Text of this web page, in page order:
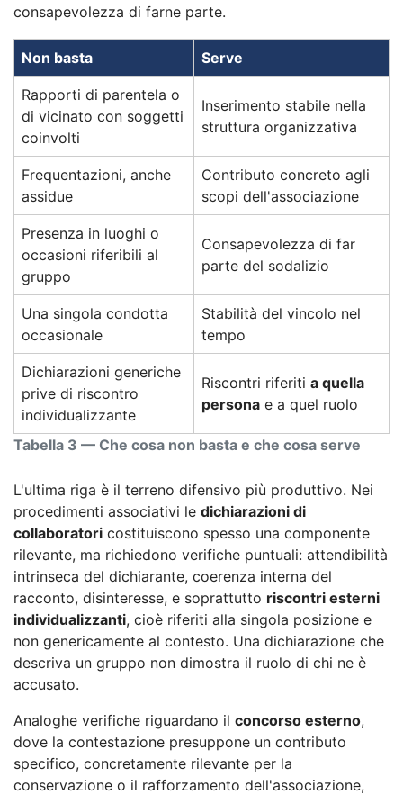
consapevolezza di farne parte.
Tabella 3 — Che cosa non basta e che cosa serve
Non basta Serve
Rapporti di parentela o
di vicinato con soggetti
coinvolti
Inserimento stabile nella
struttura organizzativa
Frequentazioni, anche
assidue
Contributo concreto agli
scopi dell'associazione
Presenza in luoghi o
occasioni riferibili al
gruppo
Consapevolezza di far
parte del sodalizio
Una singola condotta
occasionale
Stabilità del vincolo nel
tempo
Dichiarazioni generiche
prive di riscontro
individualizzante
Riscontri riferiti a quella
persona e a quel ruolo
L'ultima riga è il terreno difensivo più produttivo. Nei
procedimenti associativi le dichiarazioni di
collaboratori costituiscono spesso una componente
rilevante, ma richiedono verifiche puntuali: attendibilità
intrinseca del dichiarante, coerenza interna del
racconto, disinteresse, e soprattutto riscontri esterni
individualizzanti, cioè riferiti alla singola posizione e
non genericamente al contesto. Una dichiarazione che
descriva un gruppo non dimostra il ruolo di chi ne è
accusato.
Analoghe verifiche riguardano il concorso esterno,
dove la contestazione presuppone un contributo
specifico, concretamente rilevante per la
conservazione o il rafforzamento dell'associazione,